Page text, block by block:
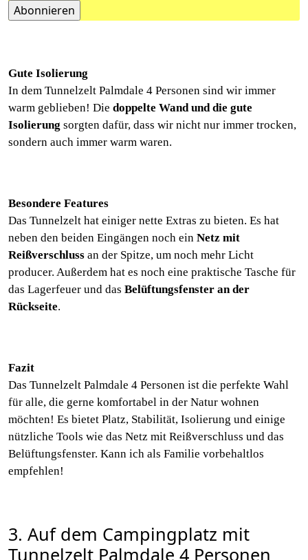
Gute Isolierung
In dem Tunnelzelt Palmdale 4 Personen sind wir immer
warm geblieben! Die doppelte Wand und die gute
Isolierung sorgten dafür, dass wir nicht nur immer trocken,
sondern auch immer warm waren.
Besondere Features
Das Tunnelzelt hat einiger nette Extras zu bieten. Es hat
neben den beiden Eingängen noch ein Netz mit
Reißverschluss an der Spitze, um noch mehr Licht
producer. Außerdem hat es noch eine praktische Tasche für
das Lagerfeuer und das Belüftungsfenster an der
Rückseite.
Fazit
Das Tunnelzelt Palmdale 4 Personen ist die perfekte Wahl
für alle, die gerne komfortabel in der Natur wohnen
möchten! Es bietet Platz, Stabilität, Isolierung und einige
nützliche Tools wie das Netz mit Reißverschluss und das
Belüftungsfenster. Kann ich als Familie vorbehaltlos
empfehlen!
3. Auf dem Campingplatz mit
Tunnelzelt Palmdale 4 Personen